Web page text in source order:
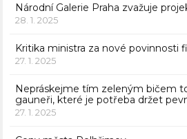
Národní Galerie Praha zvažuje
28. 1. 2025
Kritika ministra za nové povinnosti
27. 1. 2025
Nepráskejme tím zeleným bičem
gauneři, které je potřeba držet
27. 1. 2025